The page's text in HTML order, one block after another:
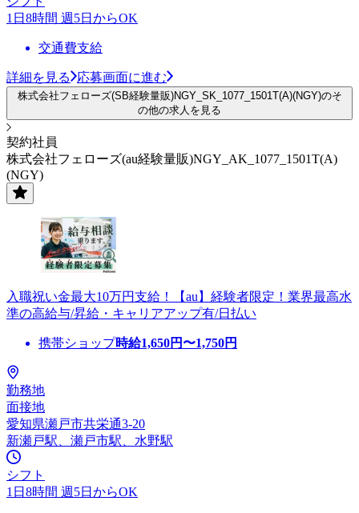
1日8時間 週5日からOK
交通費支給
詳細を見る 応募画面に進む
株式会社フェローズ(SB経験量販)NGY_SK_1077_1501T(A)(NGY)のそ
の他の求人を見る
契約社員
株式会社フェローズ(au経験量販)NGY_AK_1077_1501T(A)
(NGY)
入職祝い金最大10万円支給！【au】経験者限定！業界最高水
準の高給与/昇給・キャリアアップ有/日払い
携帯ショップ時給1,650円〜1,750円
勤務地
面接地
愛知県瀬戸市共栄通3-20
新瀬戸駅、瀬戸市駅、水野駅
シフト
1日8時間 週5日からOK